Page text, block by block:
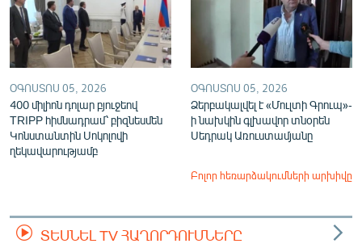
ՕԳՈՍՏՈՍ 05, 2026
400 միլիոն դոլար բյուջեով
TRIPP հիմնադրամ՝ բիզնեսմեն
Կոնստանտին Սոկոլովի
ղեկավարությամբ
ՕԳՈՍՏՈՍ 05, 2026
Ձերբակալվել է «Մուլտի Գրուպ»-
ի նախկին գլխավոր տնօրեն
Սեդրակ Առուստամյանը
Բոլոր հեռարձակումների արխիվը
ՏԵՍՆԵԼ TV ՀԱՂՈՐԴՈՒՄՆԵՐԸ